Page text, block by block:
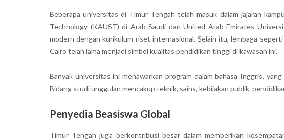
Beberapa universitas di Timur Tengah telah masuk dalam jajaran
Technology (KAUST) di Arab Saudi dan United Arab Emirates
modern dengan kurikulum riset internasional. Selain itu, lembaga
Cairo telah lama menjadi simbol kualitas pendidikan tinggi di kawasan ini.
Banyak universitas ini menawarkan program dalam bahasa Inggris,
Bidang studi unggulan mencakup teknik, sains, kebijakan publik,
Penyedia Beasiswa Global
Timur Tengah juga berkontribusi besar dalam memberikan